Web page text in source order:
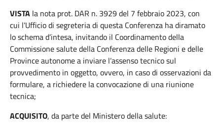
VISTA la nota prot. DAR n. 3929 del 7 febbraio 2023, con
cui l’Ufficio di segreteria di questa Conferenza ha diramato
lo schema d’intesa, invitando il Coordinamento della
Commissione salute della Conferenza delle Regioni e delle
Province autonome a inviare l’assenso tecnico sul
provvedimento in oggetto, ovvero, in caso di osservazioni da
formulare, a richiedere la convocazione di una riunione
tecnica;
ACQUISITO, da parte del Ministero della salute: